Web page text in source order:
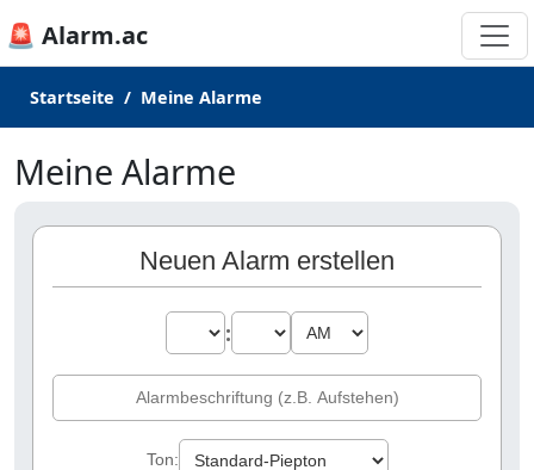
🚨 Alarm.ac
Startseite Meine Alarme
Meine Alarme
Neuen Alarm erstellen
:
Ton: